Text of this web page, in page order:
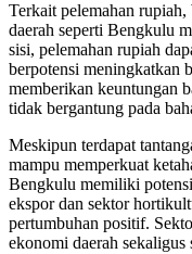
Terkait pelemahan
daerah seperti Bengkulu
sisi, pelemahan rupiah
berpotensi meningkatkan
memberikan keuntungan
tidak bergantung pada
Meskipun terdapat
mampu memperkuat
Bengkulu memiliki
ekspor dan sektor
pertumbuhan positif.
ekonomi daerah